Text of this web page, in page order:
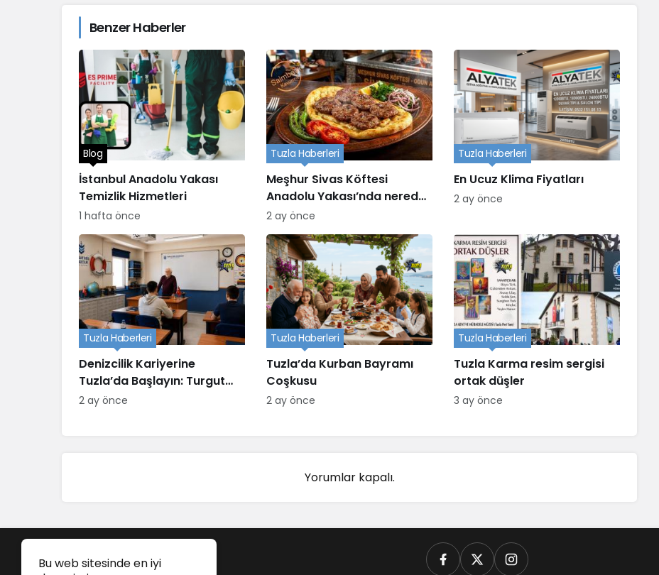
Benzer Haberler
İstanbul Anadolu Yakası
Temizlik Hizmetleri
Blog
1 hafta önce
Meşhur Sivas Köftesi
Anadolu Yakası’nda nerede
yenir?
Tuzla Haberleri
2 ay önce
En Ucuz Klima Fiyatları
Tuzla Haberleri
2 ay önce
Denizcilik Kariyerine
Tuzla’da Başlayın: Turgut
Reis Eğitim Kurumu
Tuzla Haberleri
2 ay önce
Tuzla’da Kurban Bayramı
Coşkusu
Tuzla Haberleri
2 ay önce
Tuzla Karma resim sergisi
ortak düşler
Tuzla Haberleri
3 ay önce
Yorumlar kapalı.
Bu web sitesinde en iyi